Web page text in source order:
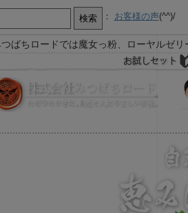
： お客様の声(^^)/
ばちロードでは魔女っ粉、ローヤルゼ